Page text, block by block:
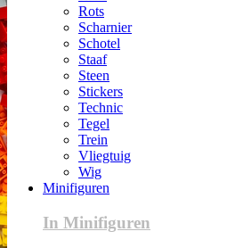
Rots
Scharnier
Schotel
Staaf
Steen
Stickers
Technic
Tegel
Trein
Vliegtuig
Wig
Minifiguren
In Minifiguren